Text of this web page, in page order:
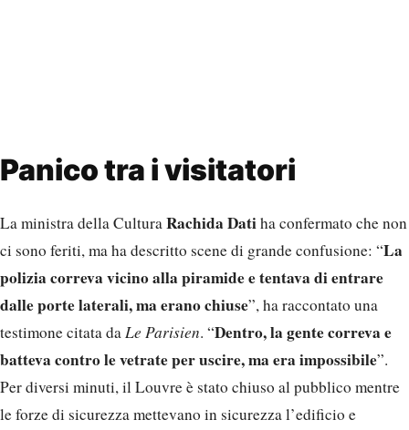
Panico tra i visitatori
La ministra della CulturaRachida Datiha confermato che non
ci sono feriti, ma ha descritto scene di grande confusione: “La
polizia correva vicino alla piramide e tentava di entrare
dalle porte laterali, ma erano chiuse”, ha raccontato una
testimone citata daLe Parisien. “Dentro, la gente correva e
batteva contro le vetrate per uscire, ma era impossibile”.
Per diversi minuti, il Louvre è stato chiuso al pubblico mentre
le forze di sicurezza mettevano in sicurezza l’edificio e